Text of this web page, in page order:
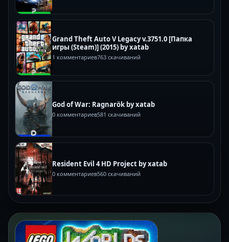
Grand Theft Auto V Legacy v.3751.0 [Папка
игры (Steam)] (2015) by xatab
1 комментариев763 скачиваний
God of War: Ragnarök by xatab
0 комментариев581 скачиваний
Resident Evil 4 HD Project by xatab
0 комментариев560 скачиваний